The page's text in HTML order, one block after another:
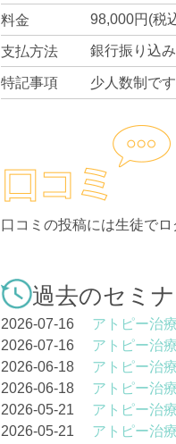
料金 98,000円(税
支払方法 銀行振り込み
特記事項 少人数制で
口コミの投稿には生徒で
過去のセミ
2026-07-16 アトピー治
2026-07-16 アトピー治
2026-06-18 アトピー治
2026-06-18 アトピー治
2026-05-21 アトピー治
2026-05-21 アトピー治